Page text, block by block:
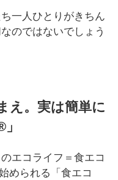
一人ひとりがきちん
のではないでしょう
え。実は簡単に
エコライフ＝食エコ
められる「食エコ